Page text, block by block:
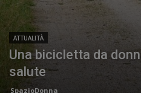
ATTUALITÀ
Una bicicletta da
salute
SpazioDonna